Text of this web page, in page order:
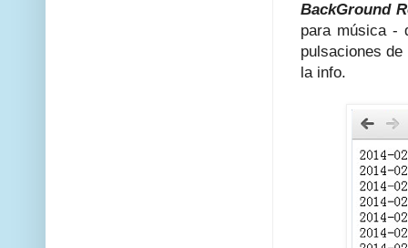
BackGround
para música -
pulsaciones
la info.